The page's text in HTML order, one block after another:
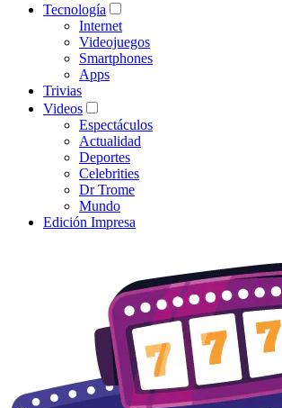
Tecnología
Internet
Videojuegos
Smartphones
Apps
Trivias
Videos
Espectáculos
Actualidad
Deportes
Celebrities
Dr Trome
Mundo
Edición Impresa